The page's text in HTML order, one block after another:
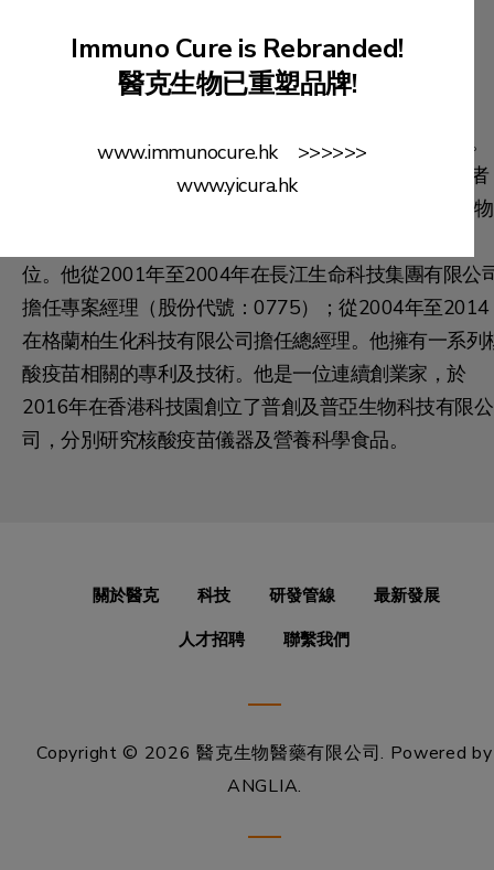
衛星輝博士
技術部總監
衛博士在生物技術行業擁有超過20年的研究管理經驗。
他是首個獸用禽流感DNA疫苗在中國註冊的主要研究者
之一。衛博士於1991年畢業於紐約市立大學，取得生物
位。他從2001年至2004年在長江生命科技集團有限公
擔任專案經理（股份代號：0775）；從2004年至2014
在格蘭柏生化科技有限公司擔任總經理。他擁有一系列
酸疫苗相關的專利及技術。他是一位連續創業家，於
2016年在香港科技園創立了普創及普亞生物科技有限公
司，分別研究核酸疫苗儀器及營養科學食品。
關於醫克 科技 研發管線
最新發展
人才招聘
聯繫我們
Copyright © 2026 醫克生物醫藥有限公司. Powered by
ANGLIA.
Immuno Cure is Rebranded!
醫克生物已重塑品牌!
www.immunocure.hk >>>>>>
www.yicura.hk